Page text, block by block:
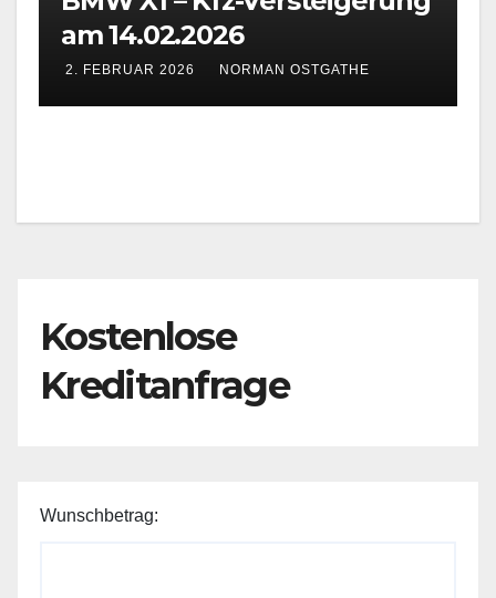
am 14.02.2026
2. FEBRUAR 2026 NORMAN OSTGATHE
Kostenlose
Kreditanfrage
Wunschbetrag: